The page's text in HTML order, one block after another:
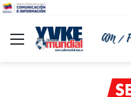
Menu